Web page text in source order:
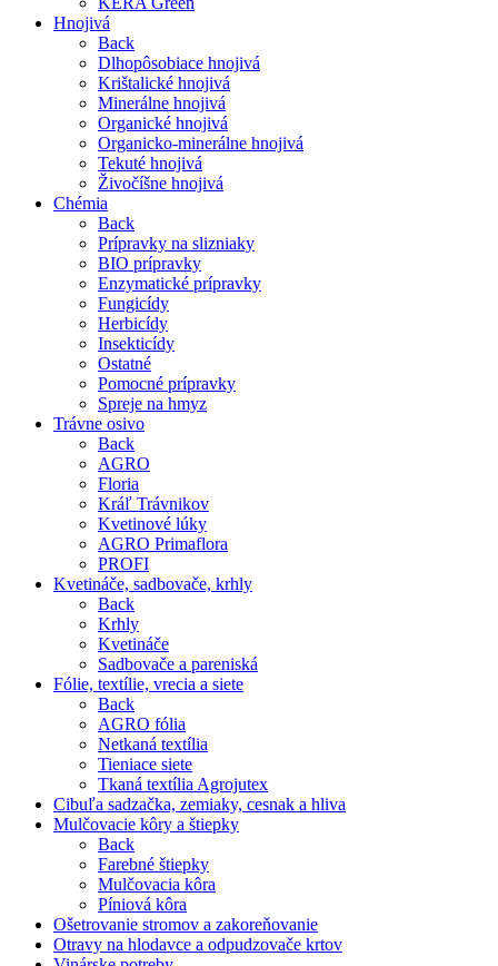
Hnojivá
Back
Dlhopôsobiace hnojivá
Krištalické hnojivá
Minerálne hnojivá
Organické hnojivá
Organicko-minerálne hnojivá
Tekuté hnojivá
Živočíšne hnojivá
Chémia
Back
Prípravky na slizniaky
BIO prípravky
Enzymatické prípravky
Fungicídy
Herbicídy
Insekticídy
Ostatné
Pomocné prípravky
Spreje na hmyz
Trávne osivo
Back
AGRO
Floria
Kráľ Trávnikov
Kvetinové lúky
AGRO Primaflora
PROFI
Kvetináče, sadbovače, krhly
Back
Krhly
Kvetináče
Sadbovače a pareniská
Fólie, textílie, vrecia a siete
Back
AGRO fólia
Netkaná textília
Tieniace siete
Tkaná textília Agrojutex
Cibuľa sadzačka, zemiaky, cesnak a hliva
Mulčovacie kôry a štiepky
Back
Farebné štiepky
Mulčovacia kôra
Píniová kôra
Ošetrovanie stromov a zakoreňovanie
Otravy na hlodavce a odpudzovače krtov